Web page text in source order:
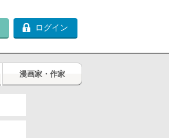
ログイン
漫画家・作家